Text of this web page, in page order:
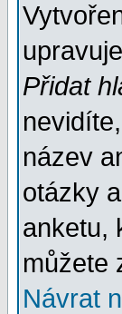
Přidat
název
otázky
anketu,
můžete
Návrat